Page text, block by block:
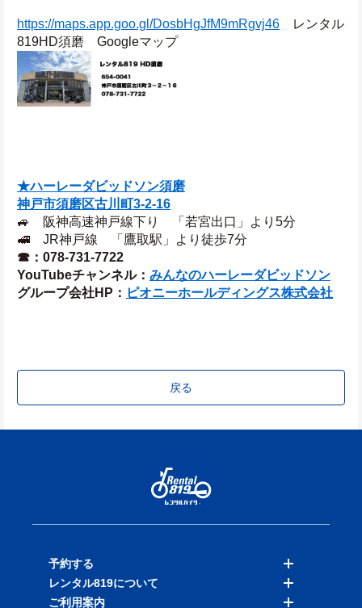
https://maps.app.goo.gl/DosbHgJfM9mRgvj46 レンタル
819HD須磨　Googleマップ
★ハーレーダビッドソン須磨
神戸市須磨区古川町3‐2‐16
🚙　阪神高速神戸線下り　「若宮出口」より5分
🚅　JR神戸線　「鷹取駅」より徒歩7分
☎：078-731-7722
YouTubeチャンネル： みんなのハーレーダビッドソン
グループ会社HP： ピオニーホールディングス株式会社
戻る
予約する
バイクを探す
レンタル819について
ご利用案内